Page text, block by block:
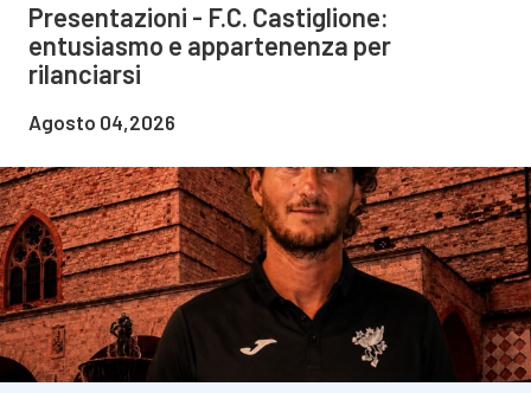
Presentazioni - F.C. Castiglione:
entusiasmo e appartenenza per
rilanciarsi
Agosto 04,2026